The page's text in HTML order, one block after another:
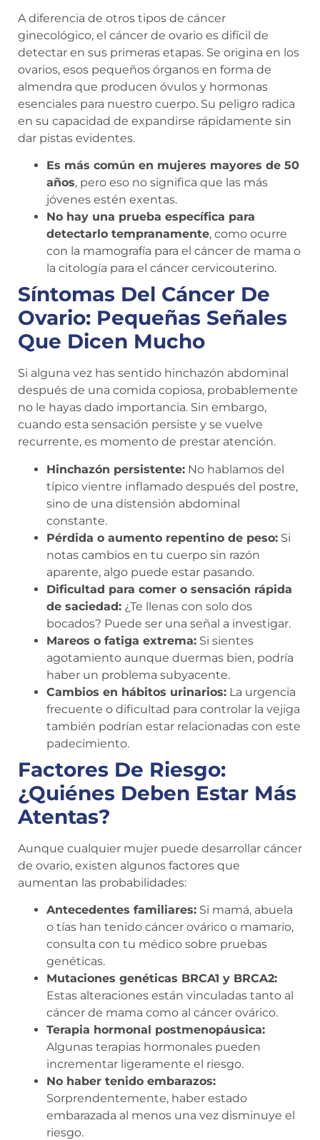
A diferencia de otros tipos de cáncer
ginecológico, el cáncer de ovario es difícil de
detectar en sus primeras etapas. Se origina en los
ovarios, esos pequeños órganos en forma de
almendra que producen óvulos y hormonas
esenciales para nuestro cuerpo. Su peligro radica
en su capacidad de expandirse rápidamente sin
dar pistas evidentes.
Es más común en mujeres mayores de 50
años, pero eso no significa que las más
jóvenes estén exentas.
No hay una prueba específica para
detectarlo tempranamente, como ocurre
con la mamografía para el cáncer de mama o
la citología para el cáncer cervicouterino.
Síntomas Del Cáncer De
Ovario: Pequeñas Señales
Que Dicen Mucho
Si alguna vez has sentido hinchazón abdominal
después de una comida copiosa, probablemente
no le hayas dado importancia. Sin embargo,
cuando esta sensación persiste y se vuelve
recurrente, es momento de prestar atención.
Hinchazón persistente: No hablamos del
típico vientre inflamado después del postre,
sino de una distensión abdominal
constante.
Pérdida o aumento repentino de peso: Si
notas cambios en tu cuerpo sin razón
aparente, algo puede estar pasando.
Dificultad para comer o sensación rápida
de saciedad: ¿Te llenas con solo dos
bocados? Puede ser una señal a investigar.
Mareos o fatiga extrema: Si sientes
agotamiento aunque duermas bien, podría
haber un problema subyacente.
Cambios en hábitos urinarios: La urgencia
frecuente o dificultad para controlar la vejiga
también podrían estar relacionadas con este
padecimiento.
Factores De Riesgo:
¿Quiénes Deben Estar Más
Atentas?
Aunque cualquier mujer puede desarrollar cáncer
de ovario, existen algunos factores que
aumentan las probabilidades:
Antecedentes familiares: Si mamá, abuela
o tías han tenido cáncer ovárico o mamario,
consulta con tu médico sobre pruebas
genéticas.
Mutaciones genéticas BRCA1 y BRCA2:
Estas alteraciones están vinculadas tanto al
cáncer de mama como al cáncer ovárico.
Terapia hormonal postmenopáusica:
Algunas terapias hormonales pueden
incrementar ligeramente el riesgo.
No haber tenido embarazos:
Sorprendentemente, haber estado
embarazada al menos una vez disminuye el
riesgo.